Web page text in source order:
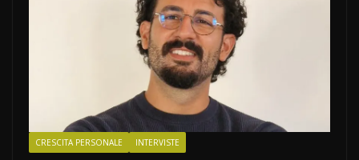
CRESCITA PERSONALE INTERVISTE